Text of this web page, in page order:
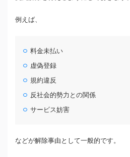
例えば、
料金未払い
虚偽登録
規約違反
反社会的勢力との関係
サービス妨害
などが解除事由として一般的です。